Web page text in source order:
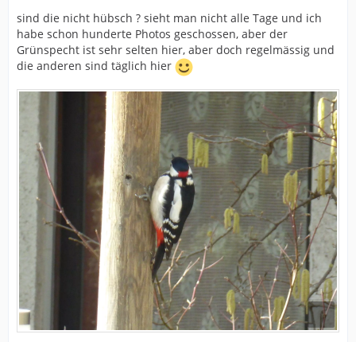
sind die nicht hübsch ? sieht man nicht alle Tage und ich
habe schon hunderte Photos geschossen, aber der
Grünspecht ist sehr selten hier, aber doch regelmässig und
die anderen sind täglich hier